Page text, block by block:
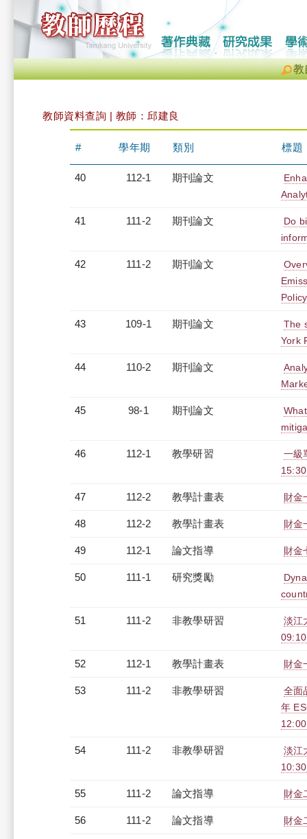
教
教師資料查詢 | 教師：邱建良
# 學年期 類別 標題
40 112-1 期刊論文
41 111-2 期刊論文
Do
42 111-2 期刊論文
43 109-1 期刊論文
The
York
44 110-2 期刊論文
45 98-1 期刊論文
46 112-1 教學研習
一級
47 112-2 教學計畫表 財金
48 112-2 教學計畫表 財金
49 112-1 論文指導 財金
50 111-1 研究獎勵
51 111-2 非教學研習
淡江
52 112-1 教學計畫表 財金
53 111-2 非教學研習
全面
年
54 111-2 非教學研習
淡江
55 111-2 論文指導 財金
56 111-2 論文指導 財金